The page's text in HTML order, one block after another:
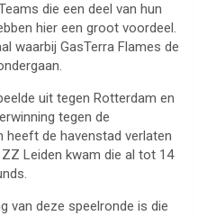
die een deel van hun
hier een groot voordeel.
waarbij GasTerra Flames de
uit tegen Rotterdam en
tegen de
heeft de havenstad verlaten
Leiden kwam die al tot 14
van deze speelronde is die